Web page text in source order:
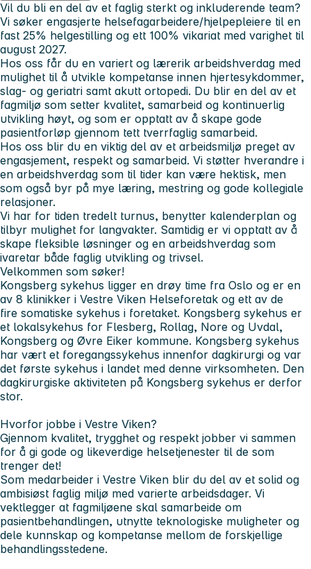
Vil du bli en del av et faglig sterkt og inkluderende team?
Vi søker engasjerte helsefagarbeidere/hjelpepleiere til en
fast 25% helgestilling og ett 100% vikariat med varighet til
august 2027.
Hos oss får du en variert og lærerik arbeidshverdag med
mulighet til å utvikle kompetanse innen hjertesykdommer,
slag- og geriatri samt akutt ortopedi. Du blir en del av et
fagmiljø som setter kvalitet, samarbeid og kontinuerlig
utvikling høyt, og som er opptatt av å skape gode
pasientforløp gjennom tett tverrfaglig samarbeid.
Hos oss blir du en viktig del av et arbeidsmiljø preget av
engasjement, respekt og samarbeid. Vi støtter hverandre i
en arbeidshverdag som til tider kan være hektisk, men
som også byr på mye læring, mestring og gode kollegiale
relasjoner.
Vi har for tiden tredelt turnus, benytter kalenderplan og
tilbyr mulighet for langvakter. Samtidig er vi opptatt av å
skape fleksible løsninger og en arbeidshverdag som
ivaretar både faglig utvikling og trivsel.
Velkommen som søker!
Kongsberg sykehus ligger en drøy time fra Oslo og er en
av 8 klinikker i Vestre Viken Helseforetak og ett av de
fire somatiske sykehus i foretaket. Kongsberg sykehus er
et lokalsykehus for Flesberg, Rollag, Nore og Uvdal,
Kongsberg og Øvre Eiker kommune. Kongsberg sykehus
har vært et foregangssykehus innenfor dagkirurgi og var
det første sykehus i landet med denne virksomheten. Den
dagkirurgiske aktiviteten på Kongsberg sykehus er derfor
stor.
Hvorfor jobbe i Vestre Viken?
Gjennom kvalitet, trygghet og respekt jobber vi sammen
for å gi gode og likeverdige helsetjenester til de som
trenger det!
Som medarbeider i Vestre Viken blir du del av et solid og
ambisiøst faglig miljø med varierte arbeidsdager. Vi
vektlegger at fagmiljøene skal samarbeide om
pasientbehandlingen, utnytte teknologiske muligheter og
dele kunnskap og kompetanse mellom de forskjellige
behandlingsstedene.